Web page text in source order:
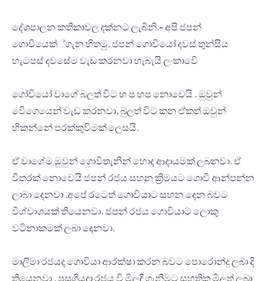
දේශපාලන කතිකාවල දක්නට ලැබිනි.- අපි ජපන්
ගොවියෙක්‍්‍ගැන හිතමු. ජපන් ගොවියෝ දවස් තුන්සිය
හැටපස් දවසේම වැඩ කරනවා හැබැයි ලංකාවෙි
ගෝවියෝ වාගේ බලත් විට හ ප හප නොවෙයි . ඔුවුන්
වෙිගෙයෙන් වැඩ කරනවා. බුලත් විට කන ඒකත් ඔවුන්
හිකන්නේ පරක්කුවිමක් ලෙසයි.
ඒ වාගේම ඔුවුන් ගොවිතැනින් හොද ආදායමක් ලබනවා. ඒ
විතරක් නොවෙයි ජපන් රජය සහන ක්‍රිමයට ගොවි ආන්පන්න
ලාබා දෙනවා .අපේ රටෙත් ගොවියාට සහන දෙන බවට
විශ්වාශයක් තියෙනවා. ජපන් රජය ගොවියාට ලොකු
වටිනාකමක් ලබා දෙනවා.
මාලිමා රජයද ගොවියා ආරක්ෂා කරන බවට පොරොන්දු ලබා දි
තියෙනවා . පසුගියදා රජය වි මිලදි ගැනිමට සහතික මිලත් ලබා